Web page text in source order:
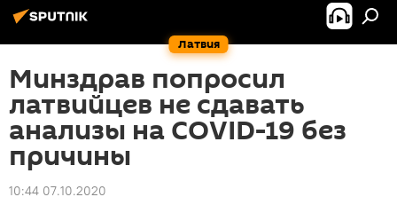
Латвия
Минздрав попросил
латвийцев не сдавать
анализы на COVID-19 без
причины
10:44 07.10.2020